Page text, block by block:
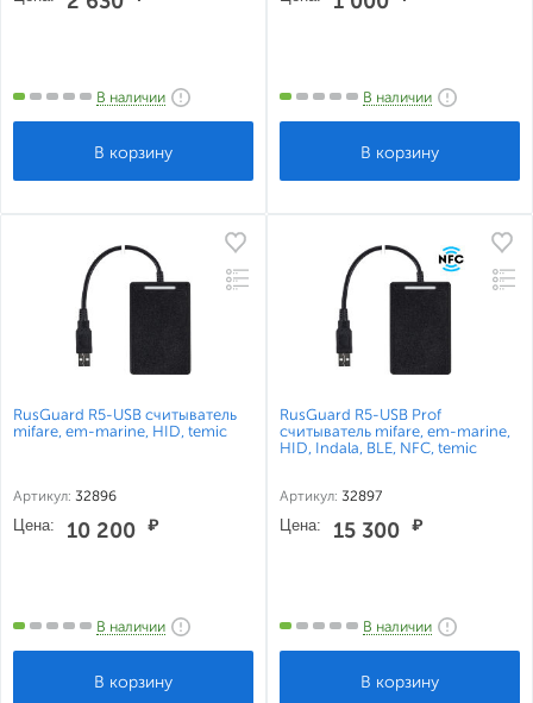
В наличии В наличии
RusGuard R5-USB считыватель
mifare, em-marine, HID, temic
Артикул: 32896
Цена: 10 200 ₽
В наличии
RusGuard R5-USB Prof
считыватель mifare, em-marine,
HID, Indala, BLE, NFC, temic
Артикул: 32897
Цена: 15 300 ₽
В наличии